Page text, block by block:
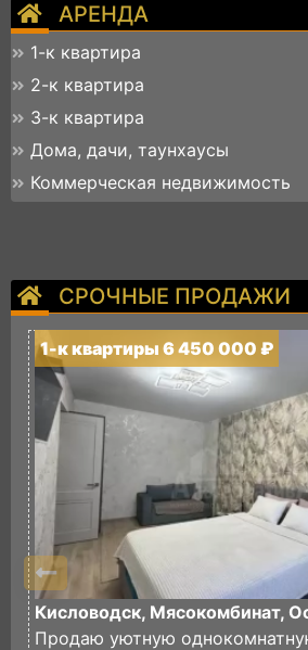
АРЕНДА
1-к квартира
2-к квартира
3-к квартира
Дома, дачи, таунхаусы
Коммерческая недвижимость
СРОЧНЫЕ ПРОДАЖИ
1-к квартиры 6 450 000 ₽
Кисловодск, Мясокомбинат,
Продаю уютную